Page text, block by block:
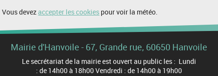
Vous devezaccepter les cookies pour voir la météo.
Mairie d'Hanvoile - 67, Grande rue, 60650 Hanvoile
Le secrétariat de la mairie est ouvert au public les : Lundi
: de 14h00 à 18h00 Vendredi : de 14h00 à 19h00